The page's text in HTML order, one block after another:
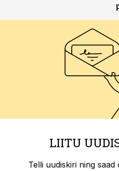
LIITU
Telli uudiskiri ning